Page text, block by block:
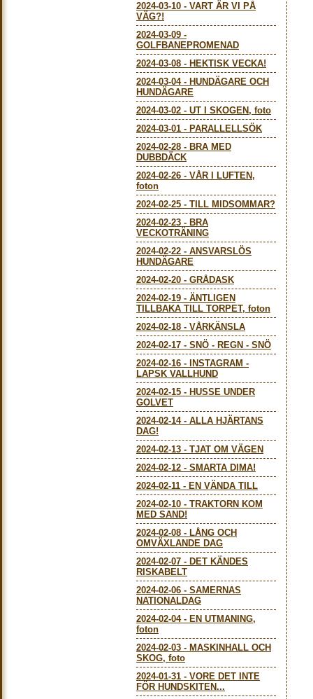
2024-03-10 - VART ÄR VI PÅ
VÄG?!
2024-03-09 -
GOLFBANEPROMENAD
2024-03-08 - HEKTISK VECKA!
2024-03-04- HUNDÄGARE OCH
HUNDÄGARE
2024-03-02 - UT I SKOGEN, foto
2024-03-01 - PARALLELLSÖK
2024-02-28 - BRA MED
DUBBDÄCK
2024-02-26 - VÅR I LUFTEN,
foton
2024-02-25 - TILL MIDSOMMAR?
2024-02-23 - BRA
VECKOTRÄNING
2024-02-22 - ANSVARSLÖS
HUNDÄGARE
2024-02-20 - GRÅDASK
2024-02-19 - ÄNTLIGEN
TILLBAKA TILL TORPET, foton
2024-02-18 - VÅRKÄNSLA
2024-02-17 - SNÖ - REGN - SNÖ
2024-02-16 -
INSTAGRAM -
LAPSK VALLHUND
2024-02-15 - HUSSE UNDER
GOLVET
2024-02-14- ALLA HJÄRTANS
DAG!
2024-02-13 - TJAT OM VÄGEN
2024-02-12 - SMARTA DIMA!
2024-02-11 - EN VÄNDA TILL
2024-02-10 - TRAKTORN KOM
MED SAND!
2024-02-08 - LÅNG OCH
OMVÄXLANDE DAG
2024-02-07 - DET KÄNDES
RISKABELT
2024-02-06 - SAMERNAS
NATIONALDAG
2024-02-04- EN UTMANING,
foton
2024-02-03 - MASKINHALL OCH
SKOG, foto
2024-01-31 - VORE DET INTE
FÖR HUNDSKITEN...